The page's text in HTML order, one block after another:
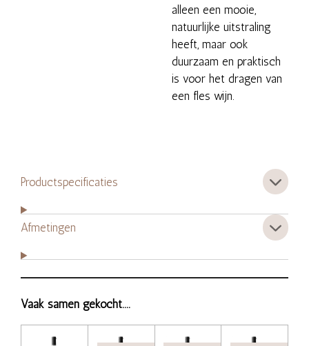
alleen een mooie,
natuurlijke uitstraling
heeft, maar ook
duurzaam en praktisch
is voor het dragen van
een fles wijn.
Productspecificaties
Afmetingen
Vaak samen gekocht....